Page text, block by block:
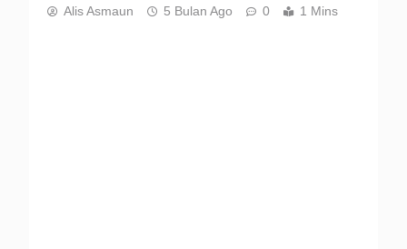
Alis Asmaun 5 Bulan Ago 0 1 Mins